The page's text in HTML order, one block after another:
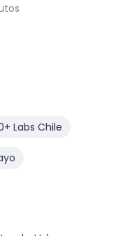
Labs Chile